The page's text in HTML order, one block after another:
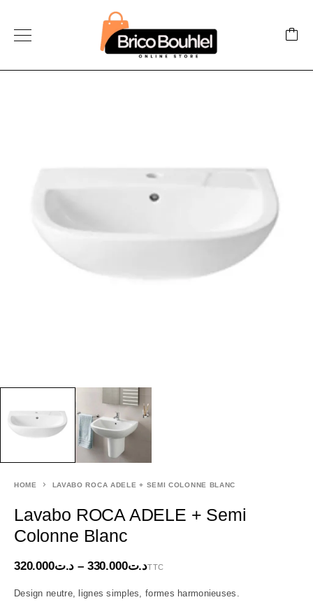
HOME LAVABO ROCA ADELE + SEMI COLONNE BLANC
Lavabo ROCA ADELE + Semi
Colonne Blanc
د.ت320.000 – د.ت330.000 TTC
Design neutre, lignes simples, formes harmonieuses.